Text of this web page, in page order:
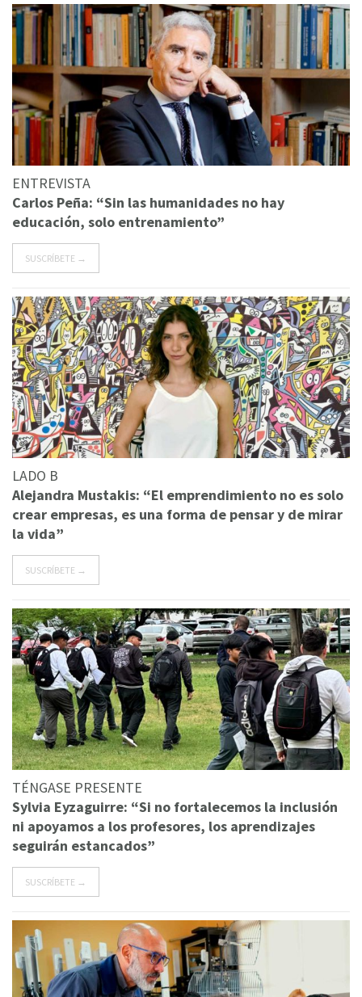
ENTREVISTA
Carlos Peña: “Sin las humanidades no hay
educación, solo entrenamiento”
SUSCRÍBETE →
LADO B
Alejandra Mustakis: “El emprendimiento no es solo
crear empresas, es una forma de pensar y de mirar
la vida”
SUSCRÍBETE →
TÉNGASE PRESENTE
Sylvia Eyzaguirre: “Si no fortalecemos la inclusión
ni apoyamos a los profesores, los aprendizajes
seguirán estancados”
SUSCRÍBETE →